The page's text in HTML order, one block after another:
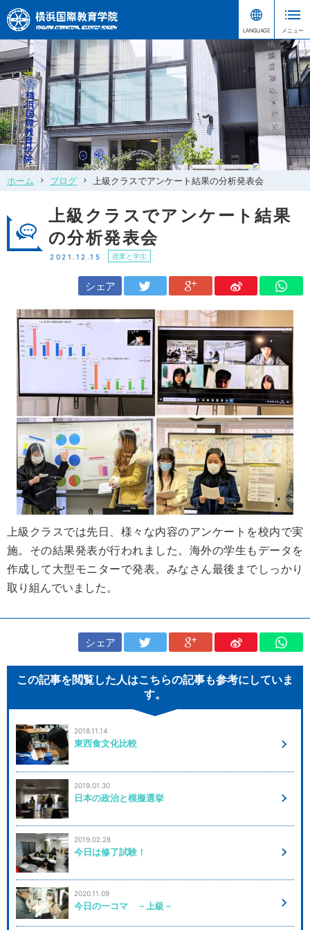
ホーム ブログ 上級クラスでアンケート結果の分析発表会
上級クラスでアンケート結果
の分析発表会
2021.12.15 授業と学生
シェア
上級クラスでは先日、様々な内容のアンケートを校内で実
施。その結果発表が行われました。海外の学生もデータを
作成して大型モニターで発表。みなさん最後までしっかり
取り組んでいました。
シェア
この記事を閲覧した人はこちらの記事も参考にしていま
す。
2018.11.14
東西食文化比較
2019.01.30
日本の政治と模擬選挙
2019.02.28
今日は修了試験！
2020.11.09
今日の一コマ －上級－